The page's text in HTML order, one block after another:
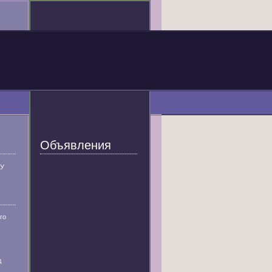
Объявления